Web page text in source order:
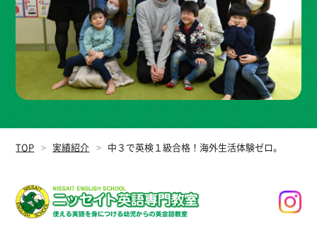
TOP 実績紹介 中３で英検１級合格！海外生活体験ゼロ。